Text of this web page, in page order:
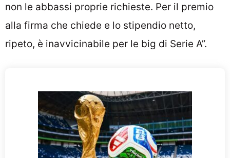
non le abbassi proprie richieste. Per il premio
alla firma che chiede e lo stipendio netto,
ripeto, è inavvicinabile per le big di Serie A”.